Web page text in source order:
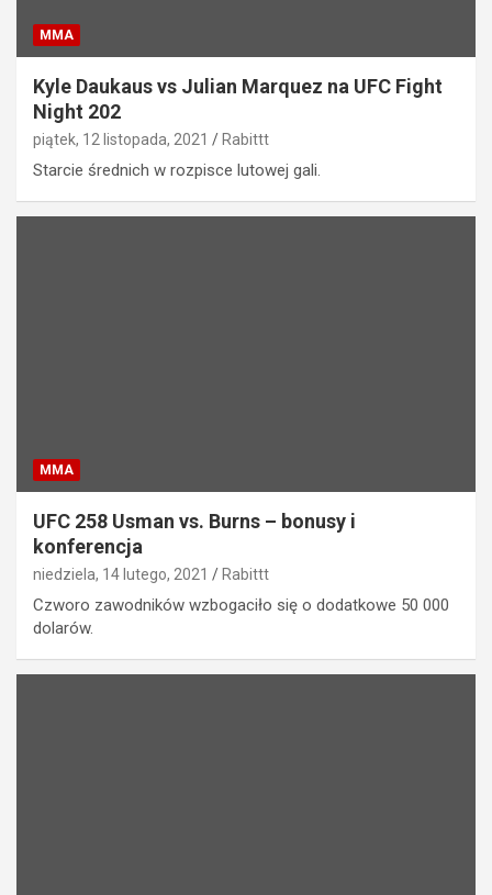
MMA
Kyle Daukaus vs Julian Marquez na UFC Fight
Night 202
piątek, 12 listopada, 2021 Rabittt
Starcie średnich w rozpisce lutowej gali.
MMA
UFC 258 Usman vs. Burns – bonusy i
konferencja
niedziela, 14 lutego, 2021 Rabittt
Czworo zawodników wzbogaciło się o dodatkowe 50 000
dolarów.